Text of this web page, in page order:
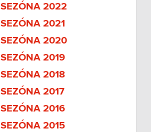
SEZÓNA 2022
SEZÓNA 2021
SEZÓNA 2020
SEZÓNA 2019
SEZÓNA 2018
SEZÓNA 2017
SEZÓNA 2016
SEZÓNA 2015